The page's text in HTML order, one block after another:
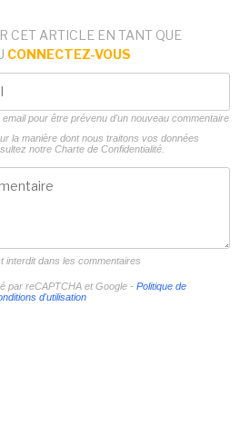
CET ARTICLE EN TANT QUE
CONNECTEZ-VOUS
pour être prévenu d'un nouveau commentaire
la manière dont nous traitons vos données
notre Charte de Confidentialité.
interdit dans les commentaires
par reCAPTCHA et Google - Politique de
d'utilisation